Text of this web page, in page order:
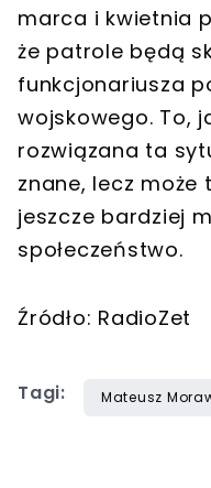
marca i kwietnia
że patrole będą
funkcjonariusza
wojskowego. To,
rozwiązana ta
znane, lecz może
jeszcze bardziej
społeczeństwo.
Źródło: RadioZet
Tagi: Mateusz